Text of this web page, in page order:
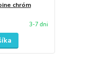
chróm
3-7 dni